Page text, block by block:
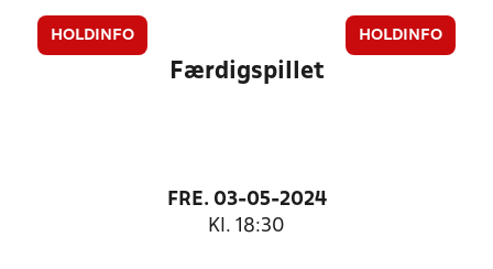
HOLDINFO HOLDINFO
Færdigspillet
FRE. 03-05-2024
Kl. 18:30